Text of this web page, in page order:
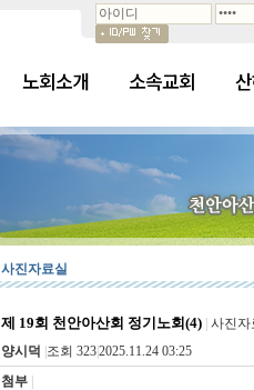
노회소개 소속교회
사진자료실
제 19회 천안아산회 정기노회(4) 사진자
양시덕 조회 3232025.11.24 03:25
첨부